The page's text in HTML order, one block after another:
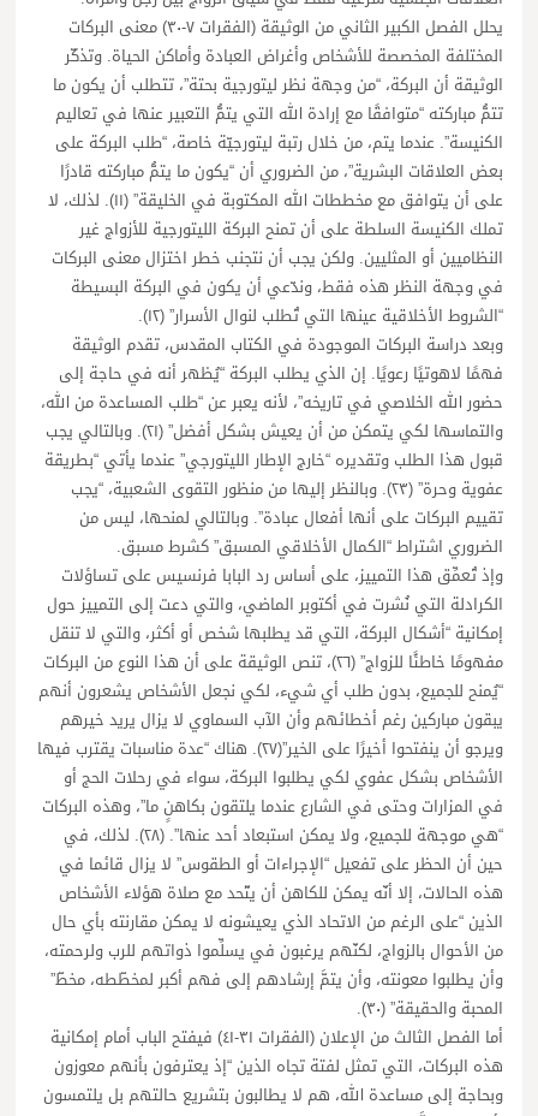
يحلل الفصل الكبير الثاني من الوثيقة (الفقرات ٧-٣٠) معنى البركات
المختلفة المخصصة للأشخاص وأغراض العبادة وأماكن الحياة. وتذكّر
الوثيقة أن البركة، “من وجهة نظر ليتورجية بحتة”، تتطلب أن يكون ما
تتمُّ مباركته “متوافقًا مع إرادة الله التي يتمُّ التعبير عنها في تعاليم
الكنيسة”. عندما يتم، من خلال رتبة ليتورجيّة خاصة، “طلب البركة على
بعض العلاقات البشرية”، من الضروري أن “يكون ما يتمُّ مباركته قادرًا
على أن يتوافق مع مخططات الله المكتوبة في الخليقة” (١١). لذلك، لا
تملك الكنيسة السلطة على أن تمنح البركة الليتورجية للأزواج غير
النظاميين أو المثليين. ولكن يجب أن نتجنب خطر اختزال معنى البركات
في وجهة النظر هذه فقط، وندّعي أن يكون في البركة البسيطة
“الشروط الأخلاقية عينها التي تُطلب لنوال الأسرار” (١٢).
وبعد دراسة البركات الموجودة في الكتاب المقدس، تقدم الوثيقة
فهمًا لاهوتيًا رعويًا. إن الذي يطلب البركة “يُظهر أنه في حاجة إلى
حضور الله الخلاصي في تاريخه”، لأنه يعبر عن “طلب المساعدة من الله،
والتماسها لكي يتمكن من أن يعيش بشكل أفضل” (٢١). وبالتالي يجب
قبول هذا الطلب وتقديره “خارج الإطار الليتورجي” عندما يأتي “بطريقة
عفوية وحرة” (٢٣). وبالنظر إليها من منظور التقوى الشعبية، “يجب
تقييم البركات على أنها أفعال عبادة”. وبالتالي لمنحها، ليس من
الضروري اشتراط “الكمال الأخلاقي المسبق” كشرط مسبق.
وإذ تُعمِّق هذا التمييز، على أساس رد البابا فرنسيس على تساؤلات
الكرادلة التي نُشرت في أكتوبر الماضي، والتي دعت إلى التمييز حول
إمكانية “أشكال البركة، التي قد يطلبها شخص أو أكثر، والتي لا تنقل
مفهومًا خاطئًا للزواج” (٢٦)، تنص الوثيقة على أن هذا النوع من البركات
“يُمنح للجميع، بدون طلب أي شيء، لكي نجعل الأشخاص يشعرون أنهم
يبقون مباركين رغم أخطائهم وأن الآب السماوي لا يزال يريد خيرهم
ويرجو أن ينفتحوا أخيرًا على الخير”(٢٧). هناك “عدة مناسبات يقترب فيها
الأشخاص بشكل عفوي لكي يطلبوا البركة، سواء في رحلات الحج أو
في المزارات وحتى في الشارع عندما يلتقون بكاهنٍ ما”، وهذه البركات
“هي موجهة للجميع، ولا يمكن استبعاد أحد عنها”. (٢٨). لذلك، في
حين أن الحظر على تفعيل “الإجراءات أو الطقوس” لا يزال قائما في
هذه الحالات، إلا أنّه يمكن للكاهن أن يتّحد مع صلاة هؤلاء الأشخاص
الذين “على الرغم من الاتحاد الذي يعيشونه لا يمكن مقارنته بأي حال
من الأحوال بالزواج، لكنّهم يرغبون في يسلِّموا ذواتهم للرب ولرحمته،
وأن يطلبوا معونته، وأن يتمَّ إرشادهم إلى فهم أكبر لمخطّطه، مخطّ”
المحبة والحقيقة” (٣٠).
أما الفصل الثالث من الإعلان (الفقرات ٣١-٤١) فيفتح الباب أمام إمكانية
هذه البركات، التي تمثل لفتة تجاه الذين “إذ يعترفون بأنهم معوزون
وبحاجة إلى مساعدة الله، هم لا يطالبون بتشريع حالتهم بل يلتمسون